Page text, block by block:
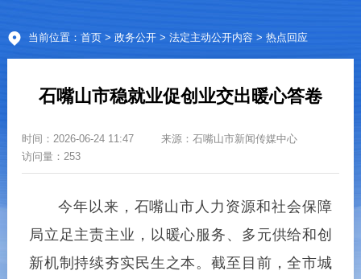
当前位置： 首页> 政务公开> 法定主动公开内容 > 热点回应
石嘴山市稳就业促创业交出暖心答卷
时间： 2026-06-24 11:47 来源： 石嘴山市新闻传媒中心
访问量：253
今年以来，石嘴山市人力资源和社会保障
局立足主责主业，以暖心服务、多元供给和创
新机制持续夯实民生之本。截至目前，全市城